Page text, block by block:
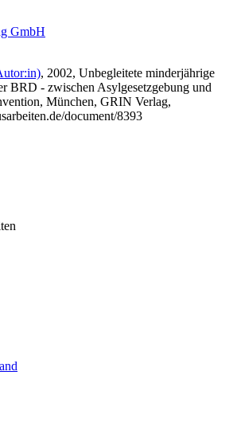
GmbH
, 2002, Unbegleitete minderjährige
BRD - zwischen Asylgesetzgebung und
München, GRIN Verlag,
document/8393